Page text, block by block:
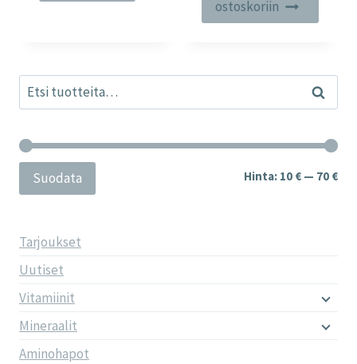
ostoskoriin
Etsi: Haku
Suodata Hinta: 10 € — 70 €
Tarjoukset
Uutiset
Vitamiinit
Mineraalit
Aminohapot